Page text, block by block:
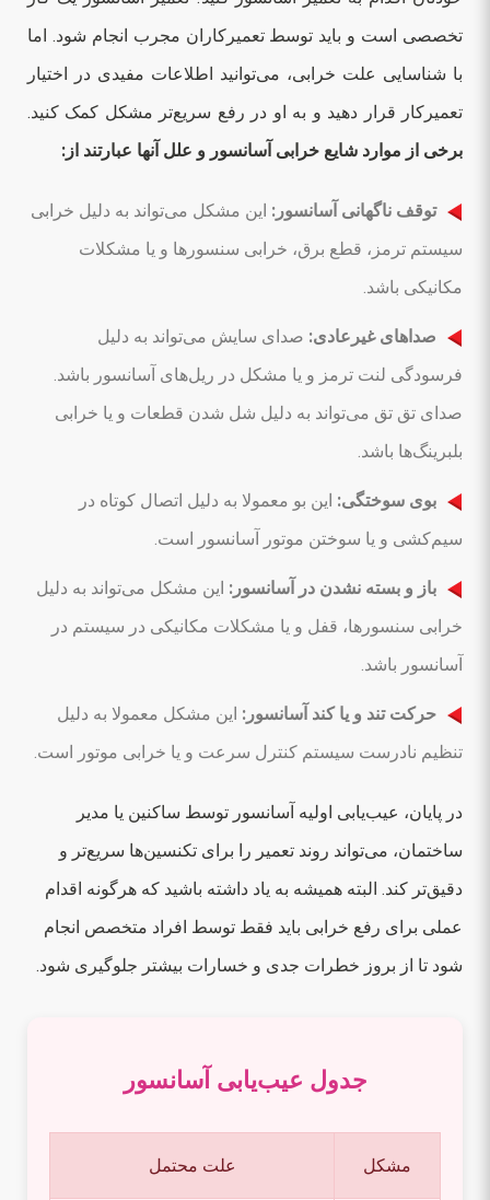
تخصصی است و باید توسط تعمیرکاران مجرب انجام شود. اما
با شناسایی علت خرابی، می‌توانید اطلاعات مفیدی در اختیار
تعمیرکار قرار دهید و به او در رفع سریع‌تر مشکل کمک کنید.
برخی از موارد شایع خرابی آسانسور و علل آنها عبارتند از:
توقف ناگهانی آسانسور: این مشکل می‌تواند به دلیل خرابی
سیستم ترمز، قطع برق، خرابی سنسورها و یا مشکلات
مکانیکی باشد.
صداهای غیرعادی: صدای سایش می‌تواند به دلیل
فرسودگی لنت ترمز و یا مشکل در ریل‌های آسانسور باشد.
صدای تق تق می‌تواند به دلیل شل شدن قطعات و یا خرابی
بلبرینگ‌ها باشد.
بوی سوختگی: این بو معمولا به دلیل اتصال کوتاه در
سیم‌کشی و یا سوختن موتور آسانسور است.
باز و بسته نشدن در آسانسور: این مشکل می‌تواند به دلیل
خرابی سنسورها، قفل و یا مشکلات مکانیکی در سیستم در
آسانسور باشد.
حرکت تند و یا کند آسانسور: این مشکل معمولا به دلیل
تنظیم نادرست سیستم کنترل سرعت و یا خرابی موتور است.
در پایان، عیب‌یابی اولیه آسانسور توسط ساکنین یا مدیر
ساختمان، می‌تواند روند تعمیر را برای تکنسین‌ها سریع‌تر و
دقیق‌تر کند. البته همیشه به یاد داشته باشید که هرگونه اقدام
عملی برای رفع خرابی باید فقط توسط افراد متخصص انجام
شود تا از بروز خطرات جدی و خسارات بیشتر جلوگیری شود.
جدول عیب‌یابی آسانسور
مشکل علت محتمل